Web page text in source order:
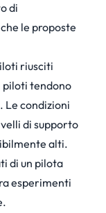
di
le proposte
riusciti
piloti tendono
Le condizioni
di supporto
alti.
di un pilota
esperimenti